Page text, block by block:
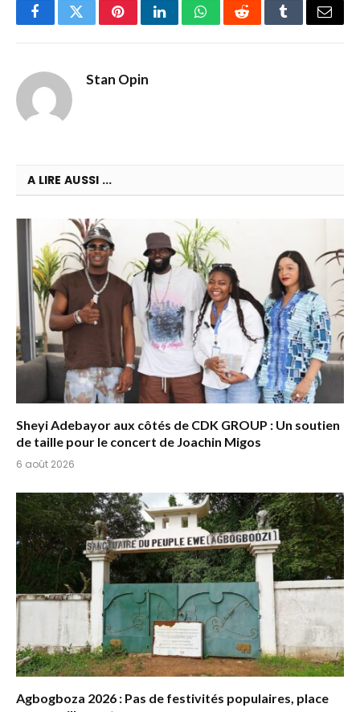
FacebookTwitterPinterestLinkedInWhatsAppRedditTumblrEmail
Stan Opin
A LIRE AUSSI ...
Sheyi Adebayor aux côtés de CDK GROUP : Un soutien
de taille pour le concert de Joachin Migos
6 août 2026
Agbogboza 2026 : Pas de festivités populaires, place